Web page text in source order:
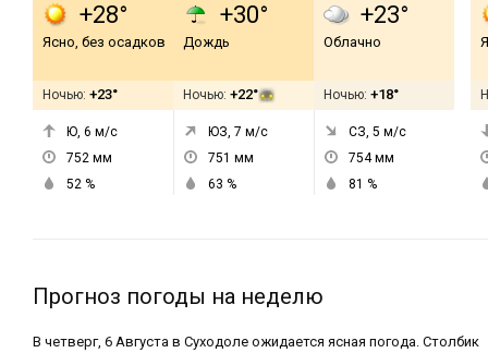
+28°
Ясно, без осадков
Ночью: +23°
Ю, 6 м/с
752 мм
52 %
+30°
Дождь
Ночью: +22°
ЮЗ, 7 м/с
751 мм
63 %
+23°
Облачно
Ночью: +18°
СЗ, 5 м/с
754мм
81 %
Прогноз погоды на неделю
В четверг, 6 Августа в Суходоле ожидается ясная погода. Столбик